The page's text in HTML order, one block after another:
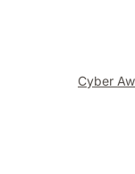
Cyber